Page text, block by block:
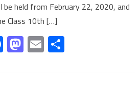
be held from February 22, 2020, and
Class 10th […]
Facebook
Mastodon
Email